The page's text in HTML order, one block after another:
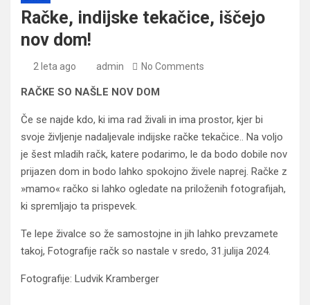
Račke, indijske tekačice, iščejo
nov dom!
2 leta ago admin No Comments
RAČKE SO NAŠLE NOV DOM
Če se najde kdo, ki ima rad živali in ima prostor, kjer bi
svoje življenje nadaljevale indijske račke tekačice.. Na voljo
je šest mladih račk, katere podarimo, le da bodo dobile nov
prijazen dom in bodo lahko spokojno živele naprej. Račke z
»mamo« račko si lahko ogledate na priloženih fotografijah,
ki spremljajo ta prispevek.
Te lepe živalce so že samostojne in jih lahko prevzamete
takoj, Fotografije račk so nastale v sredo, 31.julija 2024.
Fotografije: Ludvik Kramberger